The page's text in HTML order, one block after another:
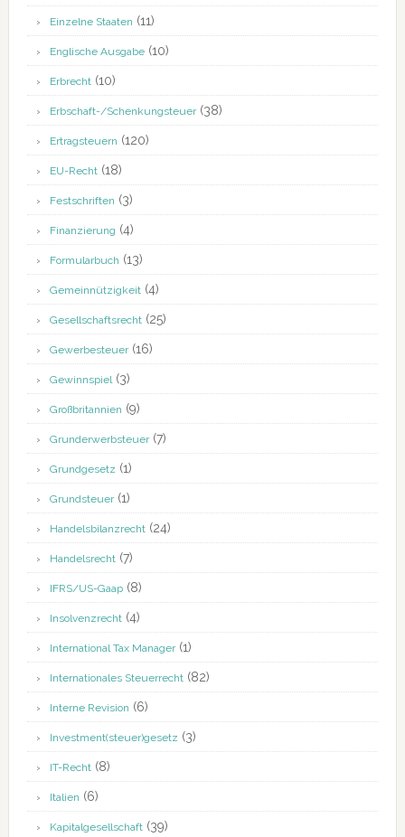
Einzelne Staaten (11)
Englische Ausgabe(10)
Erbrecht(10)
Erbschaft-/Schenkungsteuer(38)
Ertragsteuern (120)
EU-Recht(18)
Festschriften (3)
Finanzierung (4)
Formularbuch (13)
Gemeinnützigkeit(4)
Gesellschaftsrecht(25)
Gewerbesteuer(16)
Gewinnspiel(3)
Großbritannien (9)
Grunderwerbsteuer(7)
Grundgesetz (1)
Grundsteuer(1)
Handelsbilanzrecht(24)
Handelsrecht(7)
IFRS/US-Gaap(8)
Insolvenzrecht(4)
International Tax Manager(1)
Internationales Steuerrecht(82)
Interne Revision (6)
Investment(steuer)gesetz (3)
IT-Recht(8)
Italien (6)
Kapitalgesellschaft(39)